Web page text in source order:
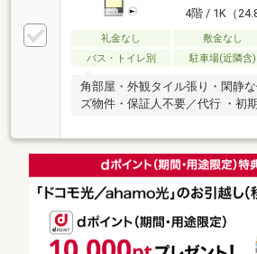
4階 / 1K（
礼金なし 敷金なし
バス・トイレ別
駐車場(近隣含)
角部屋・外観タイル張り・閑静
ズ物件・保証人不要／代行 ・初